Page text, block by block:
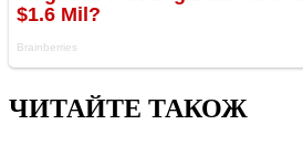
ЧИТАЙТЕ ТАКОЖ